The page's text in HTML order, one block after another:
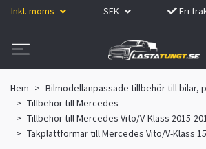
Inkl. moms SEK Fri
Hem
Bilmodellanpassade tillbehör till bilar,
Tillbehör till Mercedes
Tillbehör till Mercedes Vito/V-Klass 2015-
Takplattformar till Mercedes Vito/V-Klass